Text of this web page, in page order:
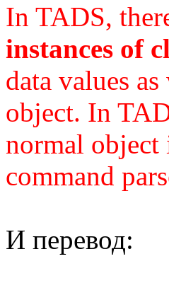
In TADS,
instances of
data values
object. In
normal object
command
И перевод: